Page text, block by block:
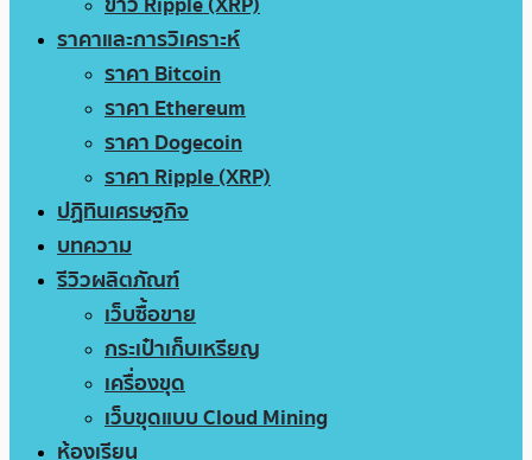
ราคาและการวิเคราะห์
ราคา Bitcoin
ราคา Ethereum
ราคา Dogecoin
ราคา Ripple (XRP)
ปฏิทินเศรษฐกิจ
บทความ
รีวิวผลิตภัณฑ์
เว็บซื้อขาย
กระเป๋าเก็บเหรียญ
เครื่องขุด
เว็บขุดแบบ Cloud Mining
ห้องเรียน